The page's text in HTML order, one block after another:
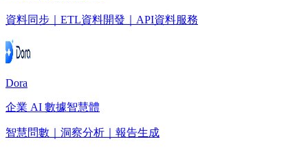
資料同步｜ETL資料開發｜API資料服務
Dora
企業 AI 數據智慧體
智慧問數｜洞察分析｜報告生成